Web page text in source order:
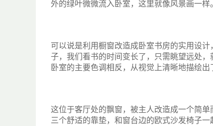
外的绿叶微微流入卧室，这里就像风景画一样
可以说是利用橱窗改造成卧室书房的实用设
子，我们看书的时间变长了，只需眺望远处
卧室的主要色调相反，从视觉上清晰地描绘出
这位于客厅处的飘窗，被主人改造成一个简
三个舒适的靠垫，和窗台边的欧式沙发椅子